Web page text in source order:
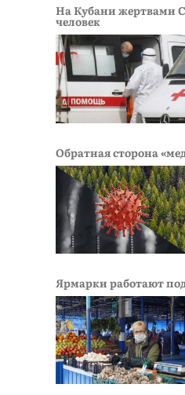
На Кубани жертвами
человек
Обратная сторона
Ярмарки работают